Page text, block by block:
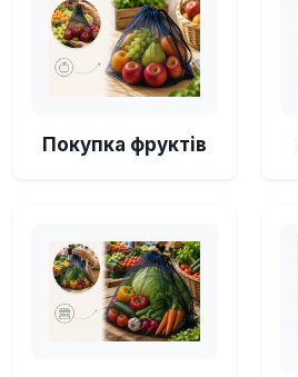
Покупка фруктів